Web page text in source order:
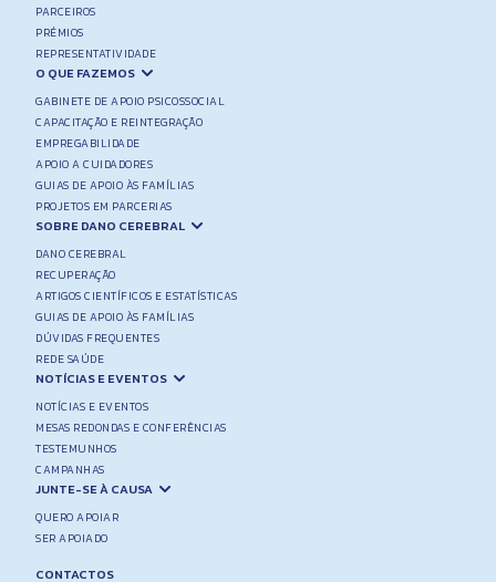
PARCEIROS
PRÉMIOS
REPRESENTATIVIDADE
O QUE FAZEMOS
GABINETE DE APOIO PSICOSSOCIAL
CAPACITAÇÃO E REINTEGRAÇÃO
EMPREGABILIDADE
APOIO A CUIDADORES
GUIAS DE APOIO ÀS FAMÍLIAS
PROJETOS EM PARCERIAS
SOBRE DANO CEREBRAL
DANO CEREBRAL
RECUPERAÇÃO
ARTIGOS CIENTÍFICOS E ESTATÍSTICAS
GUIAS DE APOIO ÀS FAMÍLIAS
DÚVIDAS FREQUENTES
REDE SAÚDE
NOTÍCIAS E EVENTOS
NOTÍCIAS E EVENTOS
MESAS REDONDAS E CONFERÊNCIAS
TESTEMUNHOS
CAMPANHAS
JUNTE-SE À CAUSA
QUERO APOIAR
SER APOIADO
CONTACTOS